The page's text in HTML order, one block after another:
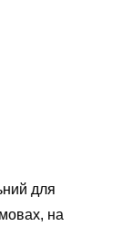
для
на